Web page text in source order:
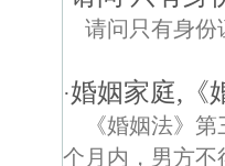
请问只有身份
·婚姻家庭,《
《婚姻法》
个月内，男方不